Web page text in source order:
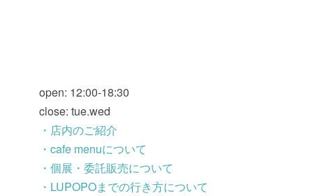
open: 12:00-18:30
close: tue.wed
・店内のご紹介
・cafe menuについて
・個展・委託販売について
・LUPOPOまでの行き方について